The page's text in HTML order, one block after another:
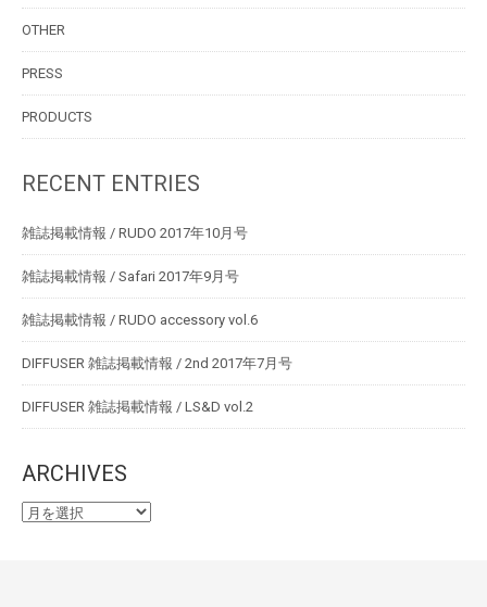
OTHER
PRESS
PRODUCTS
RECENT ENTRIES
雑誌掲載情報 / RUDO 2017年10月号
雑誌掲載情報 / Safari 2017年9月号
雑誌掲載情報 / RUDO accessory vol.6
DIFFUSER 雑誌掲載情報 / 2nd 2017年7月号
DIFFUSER 雑誌掲載情報 / LS&D vol.2
ARCHIVES